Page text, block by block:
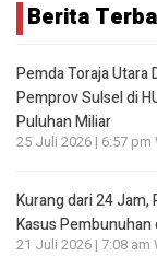
Berita
Pemda Toraja Utara
Pemprov Sulsel di
Puluhan Miliar
25 Juli 2026 | 6:57 pm
Kurang dari 24 Jam,
Kasus Pembunuhan
21 Juli 2026 | 7:08 am